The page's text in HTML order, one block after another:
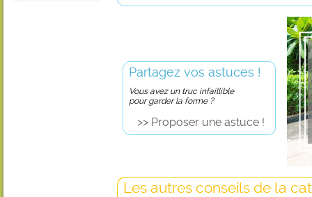
Partagez vos astuces !
Vous avez un truc infaillible
pour garder la forme ?
>> Proposer une astuce !
Les autres conseils de la